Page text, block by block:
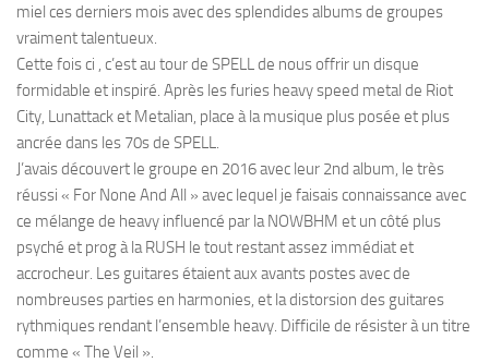
miel ces derniers mois avec des splendides albums de groupes
vraiment talentueux.
Cette fois ci , c’est au tour de SPELL de nous offrir un disque
formidable et inspiré. Après les furies heavy speed metal de Riot
City, Lunattack et Metalian, place à la musique plus posée et plus
ancrée dans les 70s de SPELL.
J’avais découvert le groupe en 2016 avec leur 2nd album, le très
réussi « For None And All » avec lequel je faisais connaissance avec
ce mélange de heavy influencé par la NOWBHM et un côté plus
psyché et prog à la RUSH le tout restant assez immédiat et
accrocheur. Les guitares étaient aux avants postes avec de
nombreuses parties en harmonies, et la distorsion des guitares
rythmiques rendant l’ensemble heavy. Difficile de résister à un titre
comme « The Veil ».